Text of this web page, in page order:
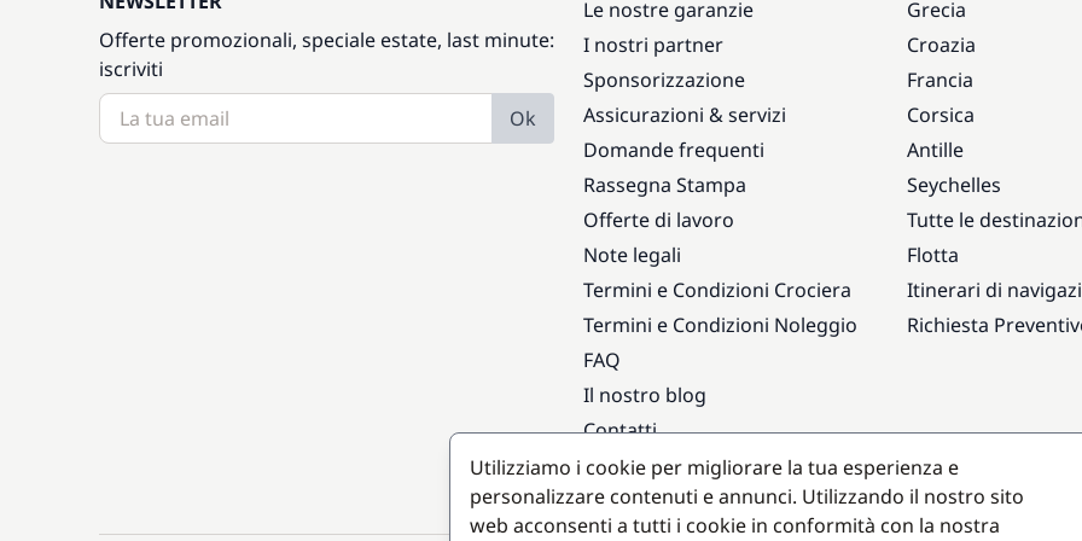
Offerte promozionali, speciale estate, last minute:
iscriviti
Ok
Le nostre garanzie
I nostri partner
Sponsorizzazione
Assicurazioni & servizi
Domande frequenti
Rassegna Stampa
Offerte di lavoro
Note legali
Termini e Condizioni Crociera
Termini e Condizioni Noleggio
FAQ
Il nostro blog
Contatti
Grecia
Croazia
Francia
Corsica
Antille
Seychelles
Tutte le
Flotta
Itinerari di
Richiesta
Destinazioni popolari
Utilizziamo i cookie per migliorare la tua esperienza e
personalizzare contenuti e annunci. Utilizzando il nostro sito
web acconsenti a tutti i cookie in conformità con la nostra